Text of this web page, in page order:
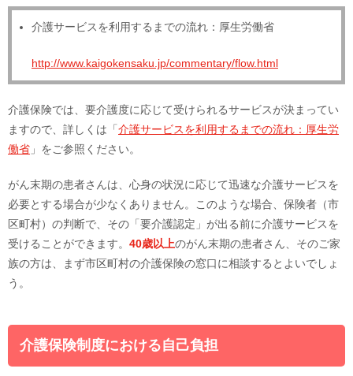
介護サービスを利用するまでの流れ：厚生労働省
http://www.kaigokensaku.jp/commentary/flow.html
介護保険では、要介護度に応じて受けられるサービスが決まってい
ますので、詳しくは「 介護サービスを利用するまでの流れ：厚生労
働省 」をご参照ください。
がん末期の患者さんは、心身の状況に応じて迅速な介護サービスを
必要とする場合が少なくありません。このような場合、保険者（市
区町村）の判断で、その「要介護認定」が出る前に介護サービスを
受けることができます。 40歳以上のがん末期の患者さん、そのご家
族の方は、まず市区町村の介護保険の窓口に相談するとよいでしょ
う。
介護保険制度における自己負担